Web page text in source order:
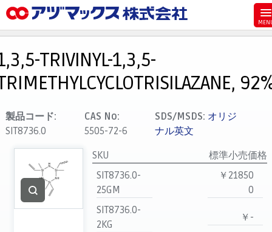
お気に入り
カート
マイアカウント
主要取扱ブランド
支払い
製品検索
TRIVINYL-1,3,5-
製品コード:
SIT8736.0
CAS No:
5505-72-6
SDS/MSDS: オリジ
ナル英文
SKU
標準小売価格
SIT8736.0-
25GM
￥21850
0
SIT8736.0-
2KG
￥-